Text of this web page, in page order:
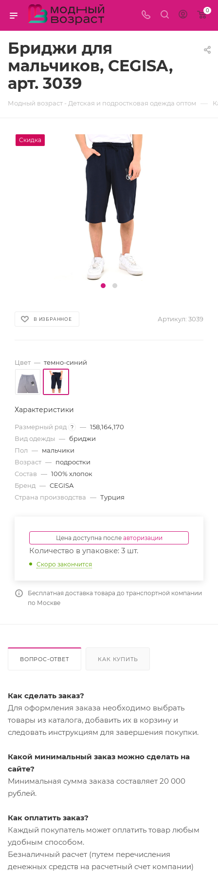
0
Бриджи для
мальчиков, CEGISA,
арт. 3039
Модный возраст - Детская и подростковая одежда оптом —
Скидка
В ИЗБРАННОЕ Артикул: 3039
Цвет — темно-синий
Характеристики
Размерный ряд ? — 158,164,170
Вид одежды — бриджи
Пол — мальчики
Возраст — подростки
Состав — 100% хлопок
Бренд — CEGISA
Страна производства — Турция
Цена доступна после авторизации
Количество в упаковке: 3 шт.
Скоро закончится
Бесплатная доставка товара до транспортной компании
по Москве
ВОПРОС-ОТВЕТ КАК КУПИТЬ
Как сделать заказ?
Для оформления заказа необходимо выбрать
товары из каталога, добавить их в корзину и
следовать инструкциям для завершения покупки.
Какой минимальный заказ можно сделать на
сайте?
Минимальная сумма заказа составляет 20 000
рублей.
Как оплатить заказ?
Каждый покупатель может оплатить товар любым
удобным способом.
Безналичный расчет (путем перечисления
денежных средств на расчетный счет компании)